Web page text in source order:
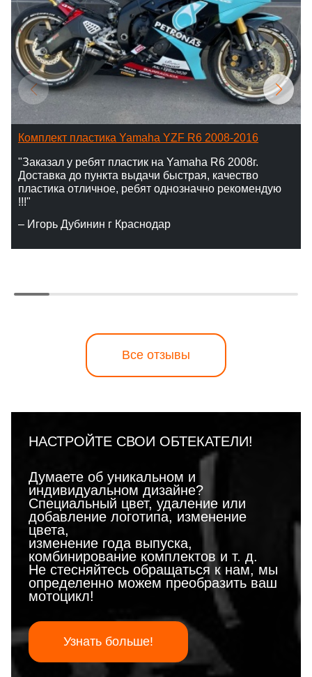
Комплект пластика Yamaha YZF R6 2008-2016
"Заказал у ребят пластик на Yamaha R6 2008г.
Доставка до пункта выдачи быстрая, качество
пластика отличное, ребят однозначно рекомендую
!!!"
– Игорь Дубинин г Краснодар
Все отзывы
НАСТРОЙТЕ СВОИ ОБТЕКАТЕЛИ!
Думаете об уникальном и
индивидуальном дизайне?
Специальный цвет, удаление или
добавление логотипа, изменение
цвета,
изменение года выпуска,
комбинирование комплектов и т. д.
Не стесняйтесь обращаться к нам, мы
определенно можем преобразить ваш
мотоцикл!
Узнать больше!